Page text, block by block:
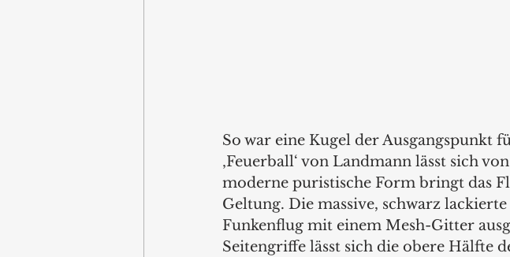
So war eine Kugel der Ausgangspunkt
‚Feuerball‘ von Landmann lässt sich
moderne puristische Form bringt das
Geltung. Die massive, schwarz
Funkenflug mit einem Mesh-Gitter
Seitengriffe lässt sich die obere Hälfte